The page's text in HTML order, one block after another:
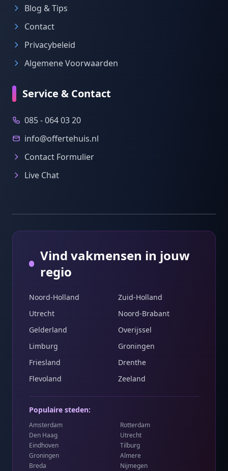
Blog & Tips
Contact
Privacybeleid
Algemene Voorwaarden
Service & Contact
085 - 064 03 20
info@offertehuis.nl
Contact Formulier
Live Chat
Vind vakmensen in jouw
regio
Noord-Holland
Zuid-Holland
Utrecht
Noord-Brabant
Gelderland
Overijssel
Limburg
Groningen
Friesland
Drenthe
Flevoland
Zeeland
Populaire steden:
Amsterdam
Rotterdam
Den Haag
Utrecht
Eindhoven
Tilburg
Groningen
Almere
Breda
Nijmegen